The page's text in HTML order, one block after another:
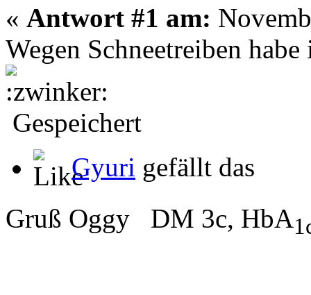
« Antwort #1 am:
Wegen Schneetreiben
Gespeichert
Gyuri gefällt das
Gruß Oggy DM 3c, HbA